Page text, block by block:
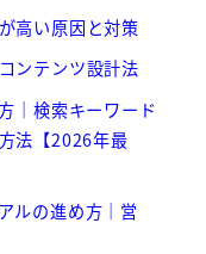
高い原因と対策
ンテンツ設計法
｜検索キーワード
法【2026年最
ルの進め方｜営